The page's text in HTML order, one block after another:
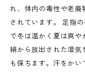
れ、体内の毒性や老廃
されています。 足指
で冬は温かく夏は爽や
絹から放出された湿
も保ちます。汗をか